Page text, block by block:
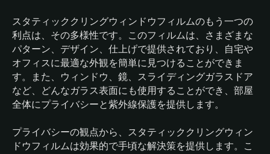
スタティッククリングウィンドウフィルムのもう一つの
利点は、その多様性です。このフィルムは、さまざまな
パターン、デザイン、仕上げで提供されており、自宅や
オフィスに最適な外観を簡単に見つけることができま
す。また、ウィンドウ、鏡、スライディングガラスドア
など、どんなガラス表面にも使用することができ、部屋
全体にプライバシーと紫外線保護を提供します。
プライバシーの観点から、スタティッククリングウィン
ドウフィルムは効果的で手頃な解決策を提供します。こ